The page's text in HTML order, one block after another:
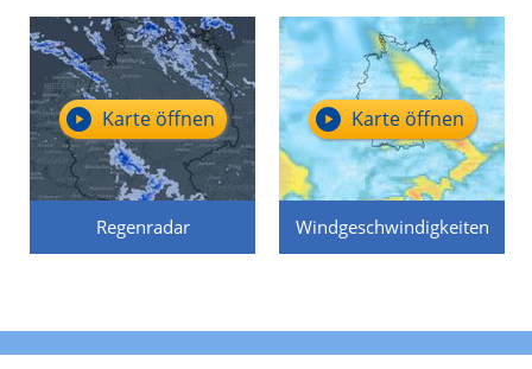
Regenradar
Karte öffnen
Windgeschwindigkeiten
Karte öffnen